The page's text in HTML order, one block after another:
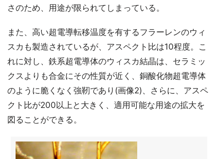
さのため、用途が限られてしまっている。
また、高い超電導転移温度を有するフラーレンのウィ
スカも製造されているが、アスペクト比は10程度。こ
れに対し、鉄系超電導体のウィスカ結晶は、セラミッ
クスよりも合金にその性質が近く、銅酸化物超電導体
のように脆くなく強靭であり(画像2)、さらに、アスペ
クト比が200以上と大きく、適用可能な用途の拡大を
図ることができる。